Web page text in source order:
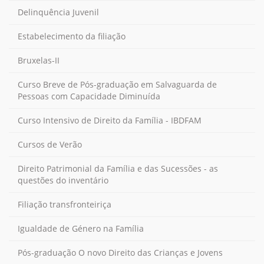
Delinquência Juvenil
Estabelecimento da filiação
Bruxelas-II
Curso Breve de Pós-graduação em Salvaguarda de
Pessoas com Capacidade Diminuída
Curso Intensivo de Direito da Família - IBDFAM
Cursos de Verão
Direito Patrimonial da Família e das Sucessões - as
questões do inventário
Filiação transfronteiriça
Igualdade de Género na Família
Pós-graduação O novo Direito das Crianças e Jovens